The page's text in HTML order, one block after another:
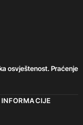
osvještenost. Praćenje